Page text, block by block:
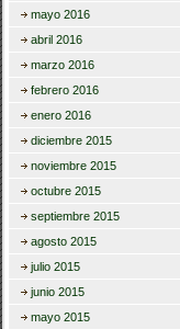
mayo 2016
abril 2016
marzo 2016
febrero 2016
enero 2016
diciembre 2015
noviembre 2015
octubre 2015
septiembre 2015
agosto 2015
julio 2015
junio 2015
mayo 2015